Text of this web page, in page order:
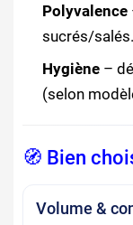
Polyvalence
sucrés/salés.
Hygiène –
(selon
🧭 Bien
Volume &